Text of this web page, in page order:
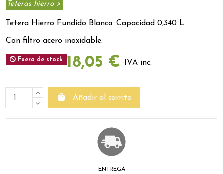
Teteras hierro >
Tetera Hierro Fundido Blanca. Capacidad 0,340 L.
Con filtro acero inoxidable.
Fuera de stock 18,05 € IVA inc.
Añadir al carrito
ENTREGA